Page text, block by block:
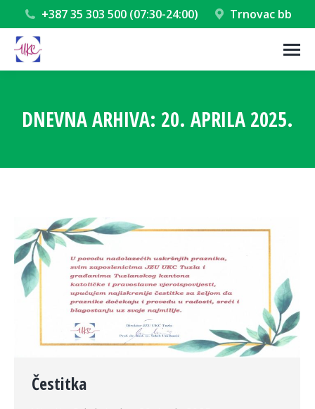
+387 35 303 500 (07:30-24:00) Trnovac bb
DNEVNA ARHIVA: 20. APRILA 2025.
Čestitka